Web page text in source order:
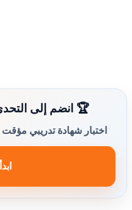
🏆 انضم إلى
اختبار شهادة تدريبي